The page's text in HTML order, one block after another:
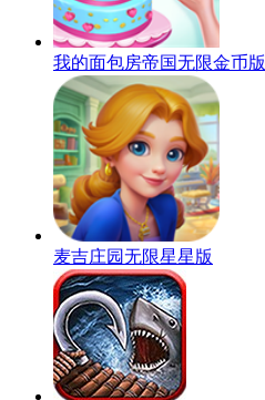
我的面包房帝国无限金币版
麦吉庄园无限星星版